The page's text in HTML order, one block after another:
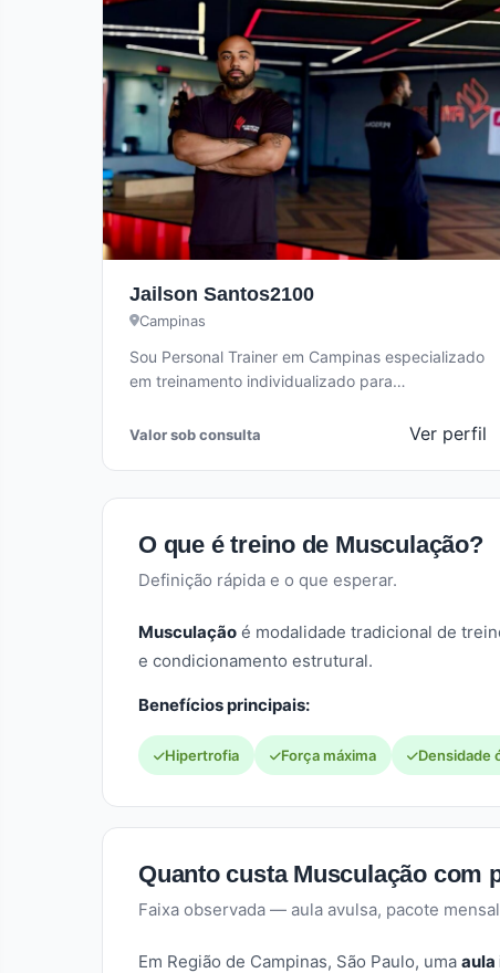
Jailson Santos2100
Campinas
Sou Personal Trainer em Campinas especializado
em treinamento individualizado para
muscular. Trabalho com alunos iniciantes e…
Valor sob consulta Ver perfil
O que é treino de Musculação?
Definição rápida e o que esperar.
Musculação é modalidade tradicional de
e condicionamento estrutural.
Benefícios principais:
Hipertrofia Força máxima Densidade
Quanto custa Musculação com
Faixa observada — aula avulsa, pacote
Em Região de Campinas, São Paulo, uma